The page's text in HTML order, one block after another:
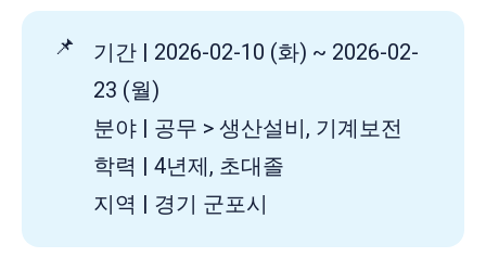
📌
기간 | 2026-02-10 (화) ~ 2026-02-
23 (월)
분야 | 공무 > 생산설비, 기계보전
학력 | 4년제, 초대졸
지역 | 경기 군포시